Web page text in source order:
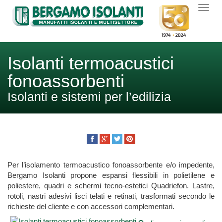
Isolanti termoacustici
fonoassorbenti
Isolanti e sistemi per l’edilizia
Per l’isolamento termoacustico fonoassorbente e/o impedente,
Bergamo Isolanti propone espansi flessibili in polietilene e
poliestere, quadri e schermi tecno-estetici Quadriefon. Lastre,
rotoli, nastri adesivi lisci telati e retinati, trasformati secondo le
richieste del cliente e con accessori complementari.